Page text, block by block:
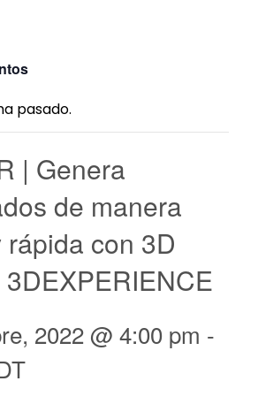
pasado.
| Genera
de manera
con 3D
2022 @ 4:00 pm -